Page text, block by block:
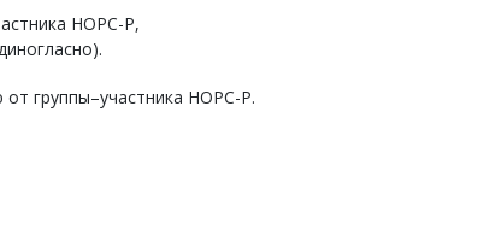
НОРС-Р,
группы–участника НОРС-Р.